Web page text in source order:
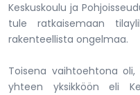
Keskuskoulu ja
tule ratkaisemaan
rakenteellista ongelmaa.
Toisena vaihtoehtona
yhteen yksikköön eli